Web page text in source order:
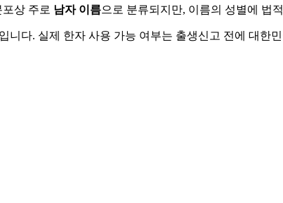
상 주로 남자이름으로 분류되지만, 이름의 성별에 법
니다. 실제 한자 사용 가능 여부는 출생신고 전에 대한